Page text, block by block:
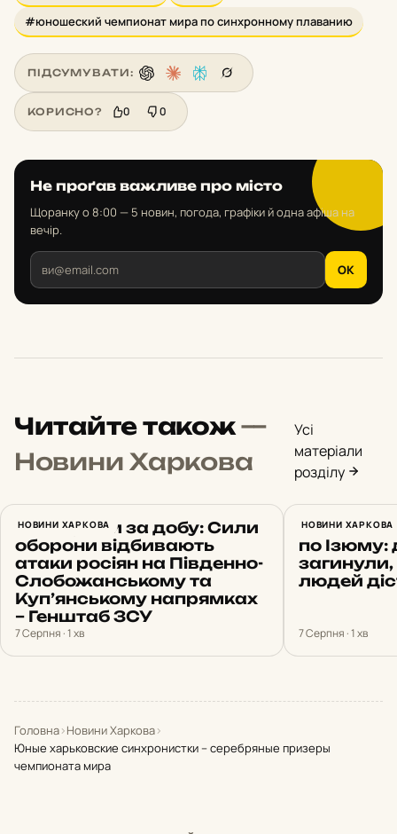
#юношеский чемпионат мира по синхронному плаванию
ПІДСУМУВАТИ:
КОРИСНО? 0 0
Не проґав важливе про місто
Щоранку о 8:00 — 5 новин, погода, графіки й одна афіша на
вечір.
OK
Читайте також—
Новини Харкова
Усі
матеріали
розділу
НОВИНИ ХАРКОВА
22 штурми за добу: Сили
оборони відбивають
атаки росіян на Південно-
Слобожанському та
Куп’янському напрямках
– Генштаб ЗСУ
7 Серпня · 1 хв
НОВИНИ ХАРКОВА
по Ізюму:
людей
7 Серпня · 1 хв
Головна›Новини Харкова›
Юные харьковские синхронистки – серебряные призеры
чемпионата мира